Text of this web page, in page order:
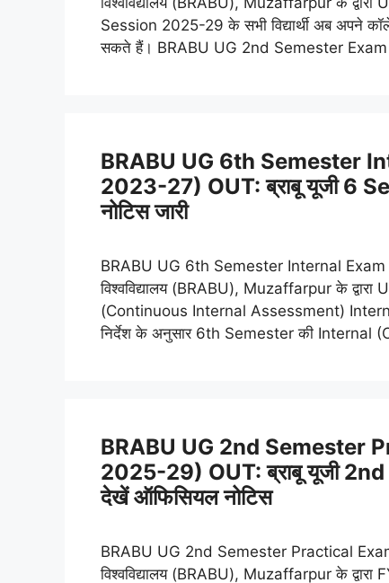
Session 2025-29 के सभी विद्यार्थी अब अपने
सकते हैं। BRABU UG 2nd Semester
BRABU UG 6th Semester
2023-27) OUT: ब्राबू यूजी 6
नोटिस जारी
BRABU UG 6th Semester Internal Exam
विश्वविद्यालय (BRABU), Muzaffarpur के
(Continuous Internal Assessment)
निर्देश के अनुसार 6th Semester की Internal
BRABU UG 2nd Semester
2025-29) OUT: ब्राबू यूजी 2nd
देखें ऑफिसियल नोटिस
BRABU UG 2nd Semester Practical Exam
विश्वविद्यालय (BRABU), Muzaffarpur के